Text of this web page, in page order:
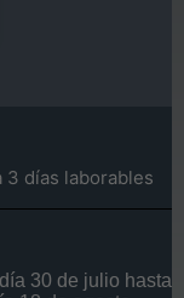
3 días laborables
30 de julio hasta